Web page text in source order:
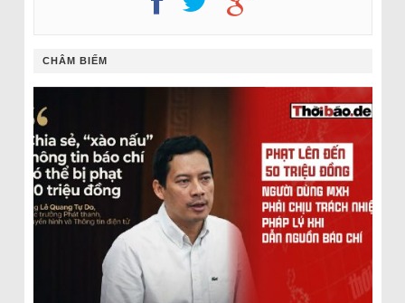
CHÂM BIẾM